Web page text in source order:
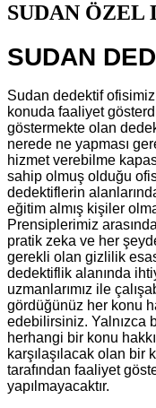
SUDAN ÖZEL
SUDAN
Sudan dedektif
konuda faaliyet
göstermekte olan
nerede ne yapması
hizmet verebilme
sahip olmuş olduğu
dedektiflerin
eğitim almış kişiler
Prensiplerimiz
pratik zeka ve her
gerekli olan gizlilik
dedektiflik alanında
uzmanlarımız ile
gördüğünüz her konu
edebilirsiniz. Yalnızca
herhangi bir konu
karşılaşılacak olan bir
tarafından faaliyet
yapılmayacaktır.